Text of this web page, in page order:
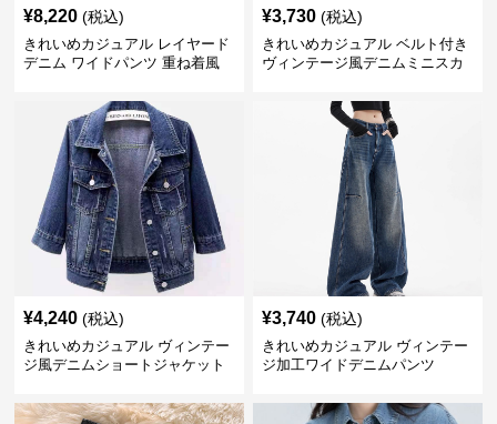
¥8,220 (税込)
きれいめカジュアル レイヤード
デニム ワイドパンツ 重ね着風
¥3,730 (税込)
きれいめカジュアル ベルト付き
ヴィンテージ風デニムミニスカ
¥4,240 (税込)
きれいめカジュアル ヴィンテー
ジ風デニムショートジャケット
¥3,740 (税込)
きれいめカジュアル ヴィンテー
ジ加工ワイドデニムパンツ